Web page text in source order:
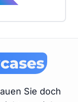
Sie doch